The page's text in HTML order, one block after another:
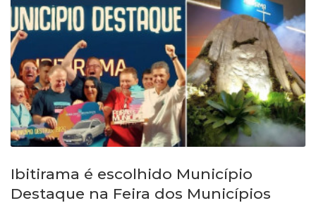
Ibitirama é escolhido Município
Destaque na Feira dos Municípios